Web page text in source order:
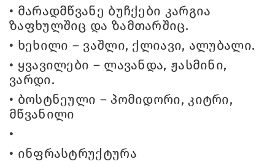
• მარადმწვანე ბუჩქები კარგია
ზაფხულშიც და ზამთარშიც.
• ხეხილი – ვაშლი, ქლიავი, ალუბალი.
• ყვავილები – ლავანდა, ჟასმინი,
ვარდი.
• ბოსტნეული – პომიდორი, კიტრი,
მწვანილი
•
• ინფრასტრუქტურა